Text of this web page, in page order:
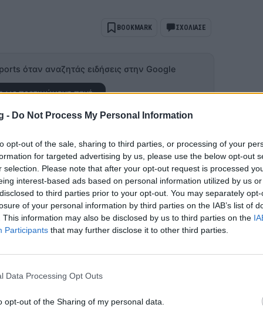
- Do Not Process My Personal Information
opt-out of the sale, sharing to third parties, or processing of your
for targeted advertising by us, please use the below opt-out
selection. Please note that after your opt-out request is processed
interest-based ads based on personal information utilized by us
to third parties prior to your opt-out. You may separately
of your personal information by third parties on the IAB’s list of
This information may also be disclosed by us to third parties on the
Participants that may further disclose it to other third parties.
Data Processing Opt Outs
opt-out of the Sharing of my personal data.
BOOKMARK ΣΧΟΛΙΑΣΕ
όταν αναζητάς ειδήσεις στην Google
ως προτιμώμενη πηγή
κόντρα στην Μπάγερ Λεβερκούζεν, ο
στις εγχώριες διοργανώσεις και τη
Σαββάτου (24/01) στις 17:00
τη νίκη και συνάμα το «τρίποντο», όσο
να μπορέσουν να επικεντρωθούν στον
το Champions League απέναντι στον
όπως όλα δείχνουν, θα έχουν
τους, αφού λίγες ώρες πριν τη σέντρα,
για τον αγώνα με τον Βόλο. Όπως